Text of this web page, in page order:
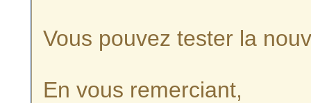
Vous pouvez tester la
En vous remerciant,